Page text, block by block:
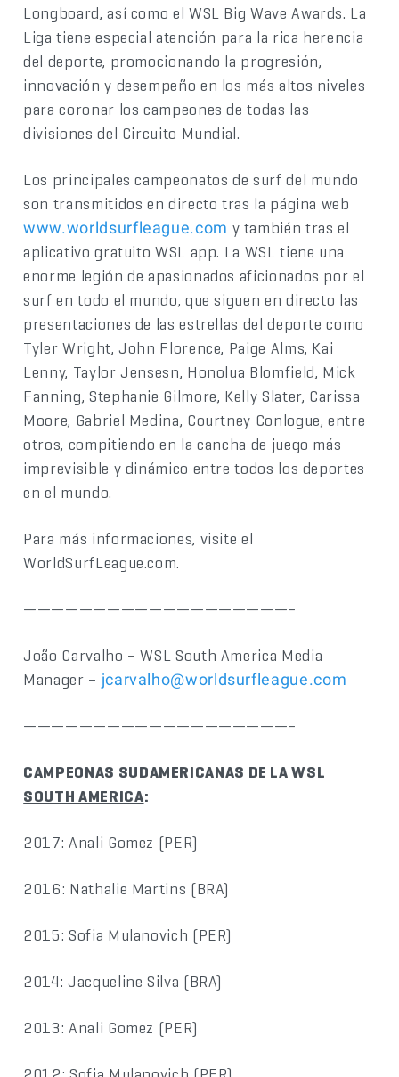
Longboard, así como el WSL Big Wave Awards. La
Liga tiene especial atención para la rica herencia
del deporte, promocionando la progresión,
innovación y desempeño en los más altos niveles
para coronar los campeones de todas las
divisiones del Circuito Mundial.
Los principales campeonatos de surf del mundo
son transmitidos en directo tras la página web
www.worldsurfleague.com y también tras el
aplicativo gratuito WSL app. La WSL tiene una
enorme legión de apasionados aficionados por el
surf en todo el mundo, que siguen en directo las
presentaciones de las estrellas del deporte como
Tyler Wright, John Florence, Paige Alms, Kai
Lenny, Taylor Jensesn, Honolua Blomfield, Mick
Fanning, Stephanie Gilmore, Kelly Slater, Carissa
Moore, Gabriel Medina, Courtney Conlogue, entre
otros, compitiendo en la cancha de juego más
imprevisible y dinámico entre todos los deportes
en el mundo.
Para más informaciones, visite el
WorldSurfLeague.com.
———————————————————–
João Carvalho – WSL South America Media
Manager – jcarvalho@worldsurfleague.com
———————————————————–
CAMPEONAS SUDAMERICANAS DE LA WSL
SOUTH AMERICA:
2017: Anali Gomez (PER)
2016: Nathalie Martins (BRA)
2015: Sofia Mulanovich (PER)
2014: Jacqueline Silva (BRA)
2013: Anali Gomez (PER)